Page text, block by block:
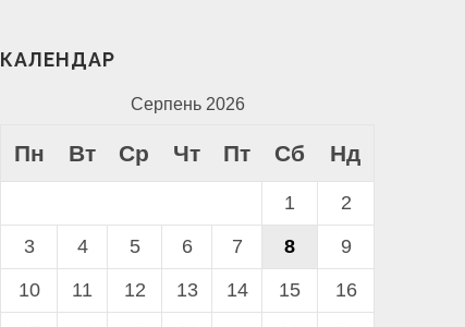
КАЛЕНДАР
Серпень 2026
Пн Вт Ср Чт Пт Сб Нд
1
2
3
4 5 6 7 8
9
10
11 12 13 14 15
16